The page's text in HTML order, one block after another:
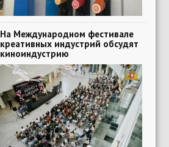
На Международном фестивале
креативных индустрий обсудят
киноиндустрию